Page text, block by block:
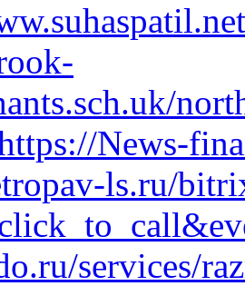
News-
ls.ru/
services/